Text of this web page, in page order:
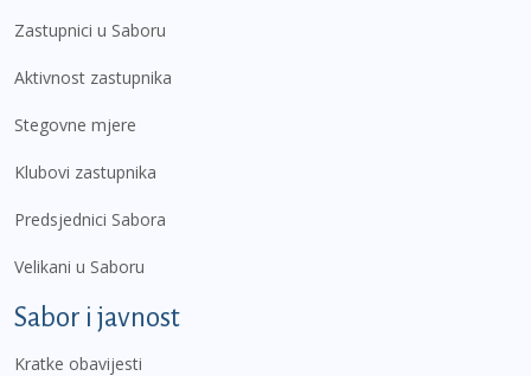
Zastupnici u Saboru
Aktivnost zastupnika
Stegovne mjere
Klubovi zastupnika
Predsjednici Sabora
Velikani u Saboru
Sabor i javnost
Kratke obavijesti